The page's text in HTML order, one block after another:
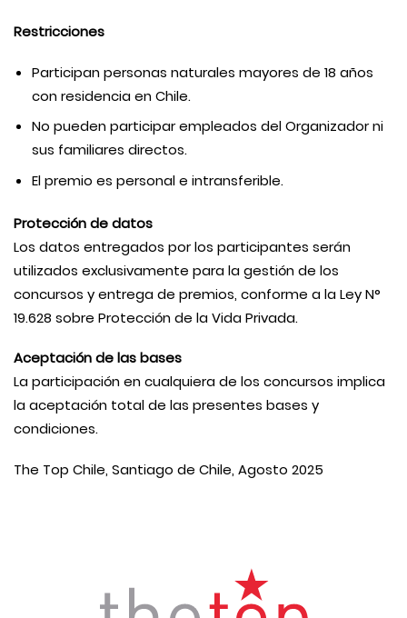
Restricciones
Participan personas naturales mayores de 18 años
con residencia en Chile.
No pueden participar empleados del Organizador ni
sus familiares directos.
El premio es personal e intransferible.
Protección de datos
Los datos entregados por los participantes serán
utilizados exclusivamente para la gestión de los
concursos y entrega de premios, conforme a la Ley N°
19.628 sobre Protección de la Vida Privada.
Aceptación de las bases
La participación en cualquiera de los concursos implica
la aceptación total de las presentes bases y
condiciones.
The Top Chile, Santiago de Chile, Agosto 2025